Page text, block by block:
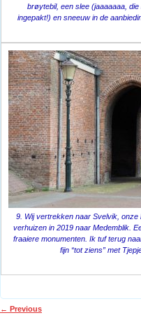
brøytebil, een slee (jaaaaaaa, die
ingepakt!) en sneeuw in de
9. Wij vertrekken naar Svelvik, onze
verhuizen in 2019 naar Medemblik.
fraaiere monumenten. Ik tuf terug
fijn “tot ziens” met
← Previous